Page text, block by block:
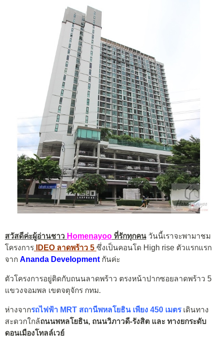
สวัสดีค่ะผู้อ่านชาว Homenayoo ที่รักทุกคน วันนี้เราจะพามาชม
โครงการ
IDEO ลาดพร้าว 5 ซึ่งเป็นคอนโด High rise ตัวแรกแรก
จาก Ananda Developmentกันค่ะ
ตัวโครงการอยู่ติดกับถนนลาดพร้าว ตรงหน้าปากซอยลาดพร้าว 5
แขวงจอมพล เขตจตุจักร กทม.
ห่างจากรถไฟฟ้า MRT สถานีพหลโยธิน เพียง 450 เมตรเดินทาง
สะดวกใกล้ถนนพหลโยธิน, ถนนวิภาวดี-รังสิต และ ทางยกระดับ
ดอนเมืองโทลล์เวย์